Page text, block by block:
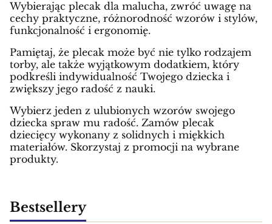
Wybierając plecak dla malucha, zwróć uwagę na
cechy praktyczne, różnorodność wzorów i stylów,
funkcjonalność i ergonomię.
Pamiętaj, że plecak może być nie tylko rodzajem
torby, ale także wyjątkowym dodatkiem, który
podkreśli indywidualność Twojego dziecka i
zwiększy jego radość z nauki.
Wybierz jeden z ulubionych wzorów swojego
dziecka spraw mu radość. Zamów plecak
dziecięcy wykonany z solidnych i miękkich
materiałów. Skorzystaj z promocji na wybrane
produkty.
Bestsellery